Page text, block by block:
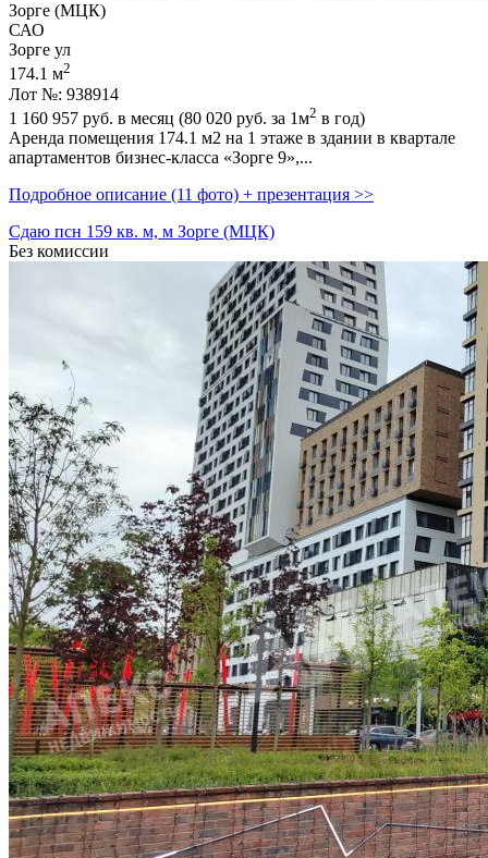
Зорге (МЦК)
САО
Зорге ул
174.1 м2
Лот №: 938914
1 160 957 руб. в месяц (80 020 руб. за 1м2 в год)
Аренда помещения 174.1 м2 на 1 этаже в здании в квaртaле
апaртамeнтoв бизнес-клacca «Зoрге 9»,­...
Подробное описание (11 фото) + презентация >>
Сдаю псн 159 кв. м, м Зорге (МЦК)
Без комиссии